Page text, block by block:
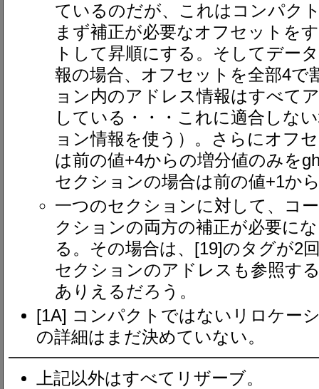
ているのだが、これはコンパク
まず補正が必要なオフセットを
トして昇順にする。そしてデー
報の場合、オフセットを全部4で
ョン内のアドレス情報はすべて
している・・・これに適合しな
ョン情報を使う）。さらにオフ
は前の値+4からの増分値のみを
セクションの場合は前の値+1か
一つのセクションに対して、コ
クションの両方の補正が必要に
る。その場合は、[19]のタグが2
セクションのアドレスも参照す
ありえるだろう。
[1A] コンパクトではないリロケー
の詳細はまだ決めていない。
上記以外はすべてリザーブ。